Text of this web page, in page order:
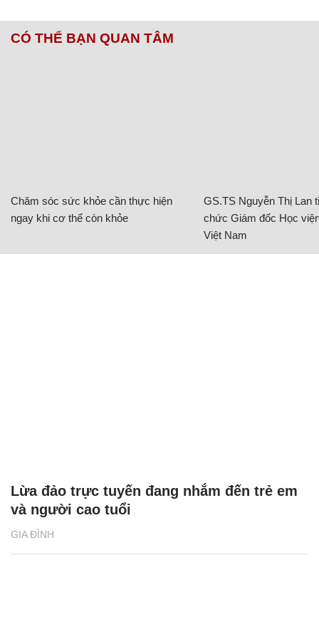
CÓ THỂ BẠN QUAN TÂM
Chăm sóc sức khỏe cần thực hiện
ngay khi cơ thể còn khỏe
GS.TS Nguyễn Thị Lan
chức Giám đốc Học
Việt Nam
GIA ĐÌNH
Lừa đảo trực tuyến đang nhắm đến trẻ em
và người cao tuổi